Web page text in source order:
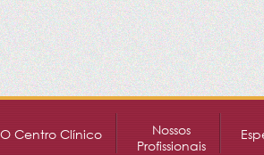
O Centro Clínico
Nossos
Profissionais